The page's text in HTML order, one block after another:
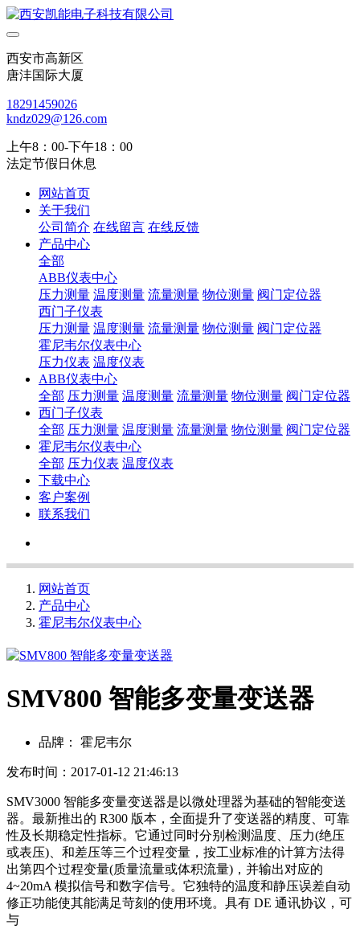
西安市高新区
唐沣国际大厦
18291459026
kndz029@126.com
上午8：00-下午18：00
法定节假日休息
网站首页
关于我们
公司简介 在线留言 在线反馈
产品中心
全部
ABB仪表中心
压力测量 温度测量 流量测量 物位测量 阀门定位器
西门子仪表
压力测量 温度测量 流量测量 物位测量 阀门定位器
霍尼韦尔仪表中心
压力仪表 温度仪表
ABB仪表中心
全部 压力测量 温度测量 流量测量 物位测量 阀门定位器
西门子仪表
全部 压力测量 温度测量 流量测量 物位测量 阀门定位器
霍尼韦尔仪表中心
全部 压力仪表 温度仪表
下载中心
客户案例
联系我们
网站首页
产品中心
霍尼韦尔仪表中心
SMV800 智能多变量变送器
品牌： 霍尼韦尔
发布时间：2017-01-12 21:46:13
SMV3000 智能多变量变送器是以微处理器为基础的智能变送
器。最新推出的 R300 版本，全面提升了变送器的精度、可靠
性及长期稳定性指标。它通过同时分别检测温度、压力(绝压
或表压)、和差压等三个过程变量，按工业标准的计算方法得
出第四个过程变量(质量流量或体积流量)，并输出对应的
4~20mA 模拟信号和数字信号。它独特的温度和静压误差自动
修正功能使其能满足苛刻的使用环境。具有 DE 通讯协议，可
与